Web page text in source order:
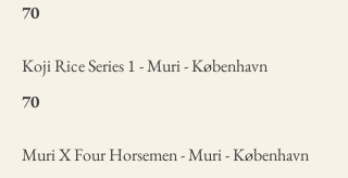
70
Koji Rice Series 1 - Muri - København
70
Muri X Four Horsemen - Muri - København